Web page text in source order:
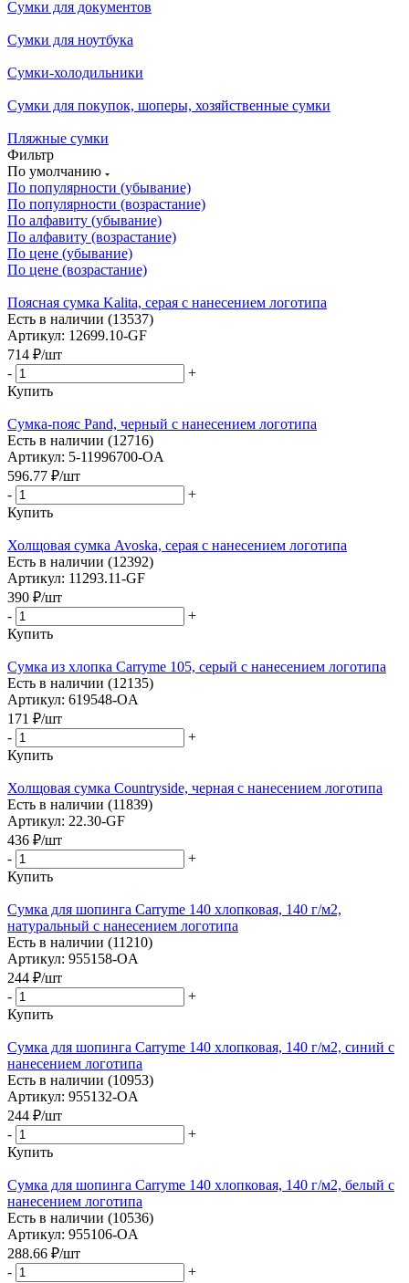
Сумки для документов
Сумки для ноутбука
Сумки-холодильники
Сумки для покупок, шоперы, хозяйственные сумки
Пляжные сумки
Фильтр
По умолчанию
По популярности (убывание)
По популярности (возрастание)
По алфавиту (убывание)
По алфавиту (возрастание)
По цене (убывание)
По цене (возрастание)
Поясная сумка Kalita, серая с нанесением логотипа
Есть в наличии (13537)
Артикул: 12699.10-GF
714 ₽/шт
-
+
Купить
Сумка-пояс Pand, черный с нанесением логотипа
Есть в наличии (12716)
Артикул: 5-11996700-OA
596.77 ₽/шт
-
+
Купить
Холщовая сумка Avoska, серая с нанесением логотипа
Есть в наличии (12392)
Артикул: 11293.11-GF
390 ₽/шт
-
+
Купить
Сумка из хлопка Carryme 105, серый с нанесением логотипа
Есть в наличии (12135)
Артикул: 619548-OA
171 ₽/шт
-
+
Купить
Холщовая сумка Countryside, черная с нанесением логотипа
Есть в наличии (11839)
Артикул: 22.30-GF
436 ₽/шт
-
+
Купить
Сумка для шопинга Carryme 140 хлопковая, 140 г/м2,
натуральный с нанесением логотипа
Есть в наличии (11210)
Артикул: 955158-OA
244 ₽/шт
-
+
Купить
Сумка для шопинга Carryme 140 хлопковая, 140 г/м2, синий с
нанесением логотипа
Есть в наличии (10953)
Артикул: 955132-OA
244 ₽/шт
-
+
Купить
Сумка для шопинга Carryme 140 хлопковая, 140 г/м2, белый с
нанесением логотипа
Есть в наличии (10536)
Артикул: 955106-OA
288.66 ₽/шт
-
+